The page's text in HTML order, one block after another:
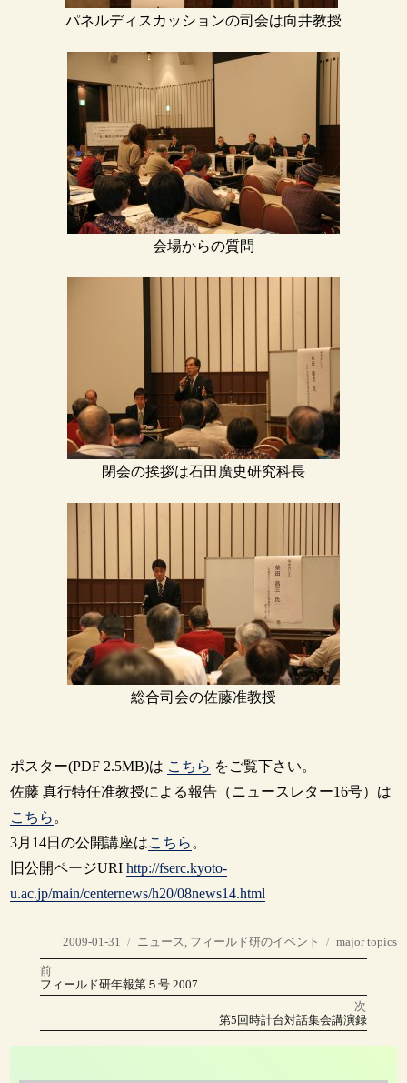
パネルディスカッションの司会は向井教授
会場からの質問
閉会の挨拶は石田廣史研究科長
総合司会の佐藤准教授
ポスター(PDF 2.5MB)は こちら をご覧下さい。
佐藤 真行特任准教授による報告（ニュースレター16号）は
こちら 。
3月14日の公開講座はこちら 。
旧公開ページURIhttp://fserc.kyoto-
u.ac.jp/main/centernews/h20/08news14.html
投
稿
日:
2009-01-31
カ
テ
ゴ
リ
ニュース , フィールド研のイベント
タ
グ
major topics
投
ナ
前
前
の
フィールド研年報第５号 2007
次
の
第5回時計台対話集会講演録